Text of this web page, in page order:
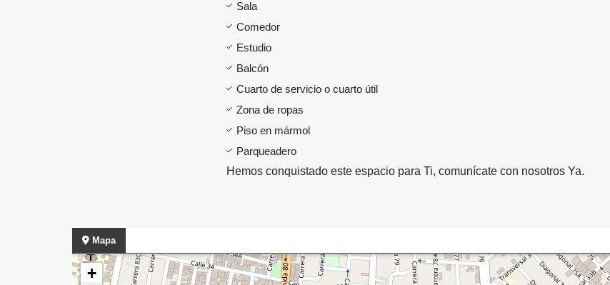
Sala
Comedor
Estudio
Balcón
Cuarto de servicio o cuarto útil
Zona de ropas
Piso en mármol
Parqueadero
Hemos conquistado este espacio para Ti, comunícate con nosotros Ya.
Mapa
+